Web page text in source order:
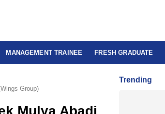
MANAGEMENT TRAINEE FRESH GRADUATE
Group)
Mulya Abadi
Trending